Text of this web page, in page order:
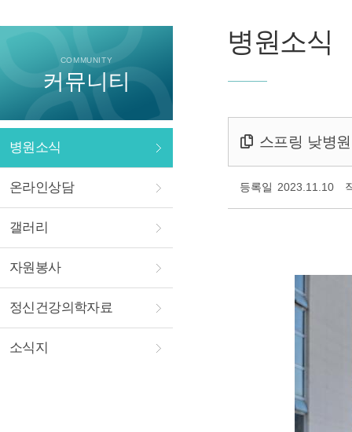
COMMUNITY
커뮤니티
병원소식
온라인상담
갤러리
자원봉사
정신건강의학자료
소식지
병원소식
스프링 낮병
등록일 2023.11.10